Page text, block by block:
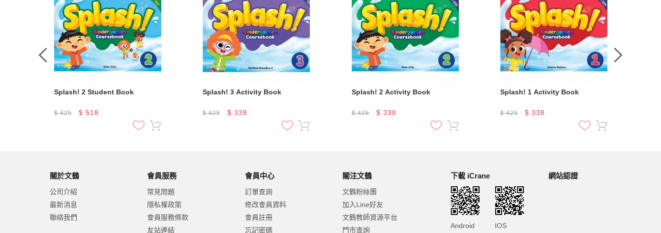
Splash! 2 Student Book
$425 $ 518
Splash! 3 Activity Book
$425 $338
Splash! 2 Activity Book
$425 $ 338
Splash! 1 Activity Book
$425 $338
關於文鶴
公司介紹
最新消息
聯絡我們
會員服務
常見問題
隱私權政策
會員服務條款
友站連結
會員中心
訂單查詢
修改會員資料
會員註冊
忘記密碼
關注文鶴
文鶴粉絲團
加入Line好友
文鶴教師資源平台
門市查詢
下載 iCrane
Android IOS
網站認證